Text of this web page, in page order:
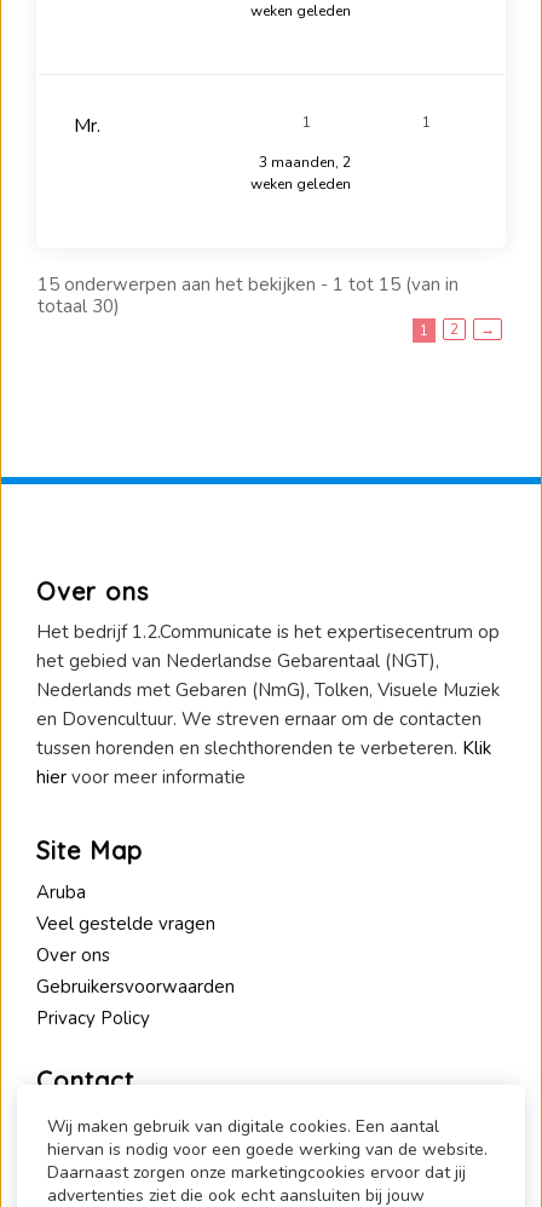
weken geleden
Mr. 1 1
3 maanden, 2
weken geleden
15 onderwerpen aan het bekijken - 1 tot 15 (van in
totaal 30)
1 2 →
Over ons
Het bedrijf 1.2.Communicate is het expertisecentrum op
het gebied van Nederlandse Gebarentaal (NGT),
Nederlands met Gebaren (NmG), Tolken, Visuele Muziek
en Dovencultuur. We streven ernaar om de contacten
tussen horenden en slechthorenden te verbeteren. Klik
hier voor meer informatie
Site Map
Aruba
Veel gestelde vragen
Over ons
Gebruikersvoorwaarden
Privacy Policy
Contact
1.2.Communicate
De Pas 90
6836 HM Arnhem
Wij maken gebruik van digitale cookies. Een aantal
hiervan is nodig voor een goede werking van de website.
Daarnaast zorgen onze marketingcookies ervoor dat jij
advertenties ziet die ook echt aansluiten bij jouw